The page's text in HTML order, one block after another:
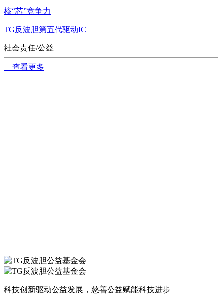
核“芯”竞争力
TG反波胆第五代驱动IC
社会责任/公益
+ 查看更多
科技创新驱动公益发展，慈善公益赋能科技进步